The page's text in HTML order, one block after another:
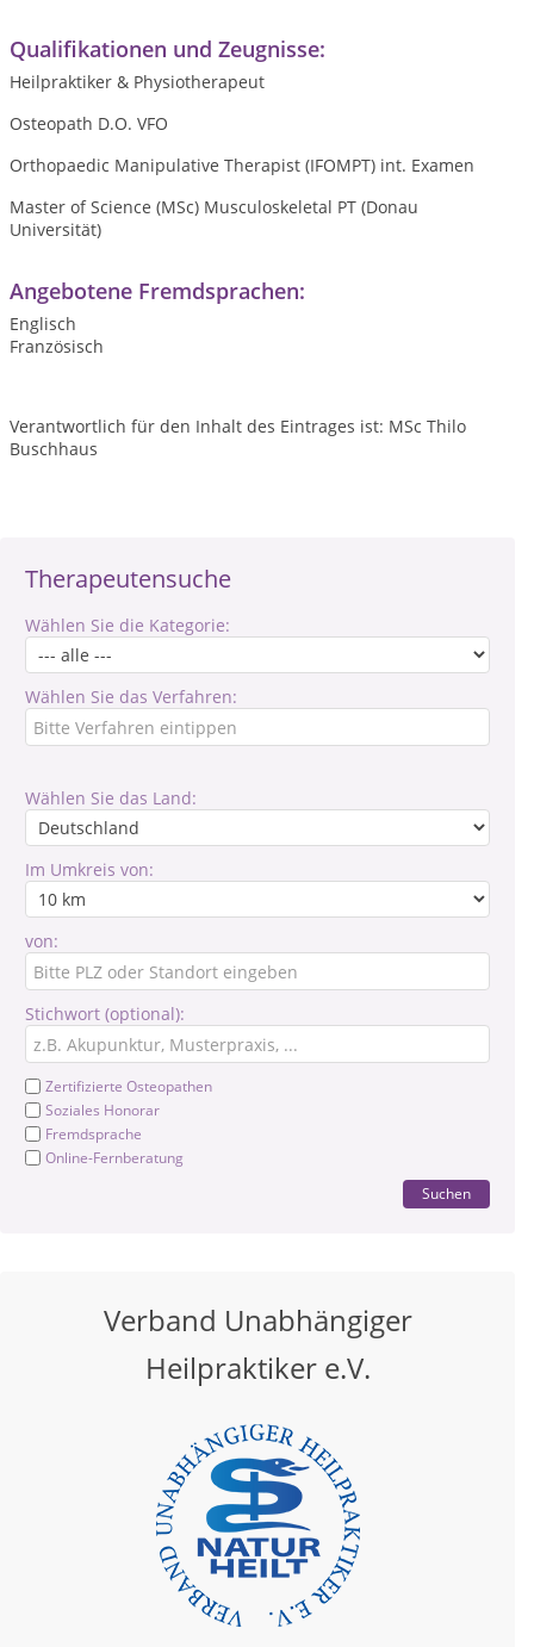
Therapeutensuche
Wählen Sie die Kategorie:
Wählen Sie das Verfahren:
Wählen Sie das Land:
Im Umkreis von:
von:
Stichwort (optional):
Zertifizierte Osteopathen
Soziales Honorar
Fremdsprache
Online-Fernberatung
Suchen
Verband Unabhängiger
Heilpraktiker e.V.
Qualifikationen und Zeugnisse:
Heilpraktiker & Physiotherapeut
Osteopath D.O. VFO
Orthopaedic Manipulative Therapist (IFOMPT) int. Examen
Master of Science (MSc) Musculoskeletal PT (Donau
Universität)
Angebotene Fremdsprachen:
Englisch
Französisch
Verantwortlich für den Inhalt des Eintrages ist: MSc Thilo
Buschhaus